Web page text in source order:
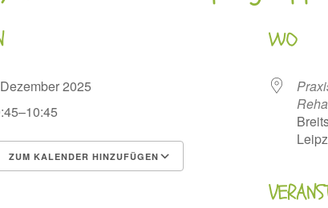
2025
ZUM KALENDER HINZUFÜGEN
Google Kalender
WO